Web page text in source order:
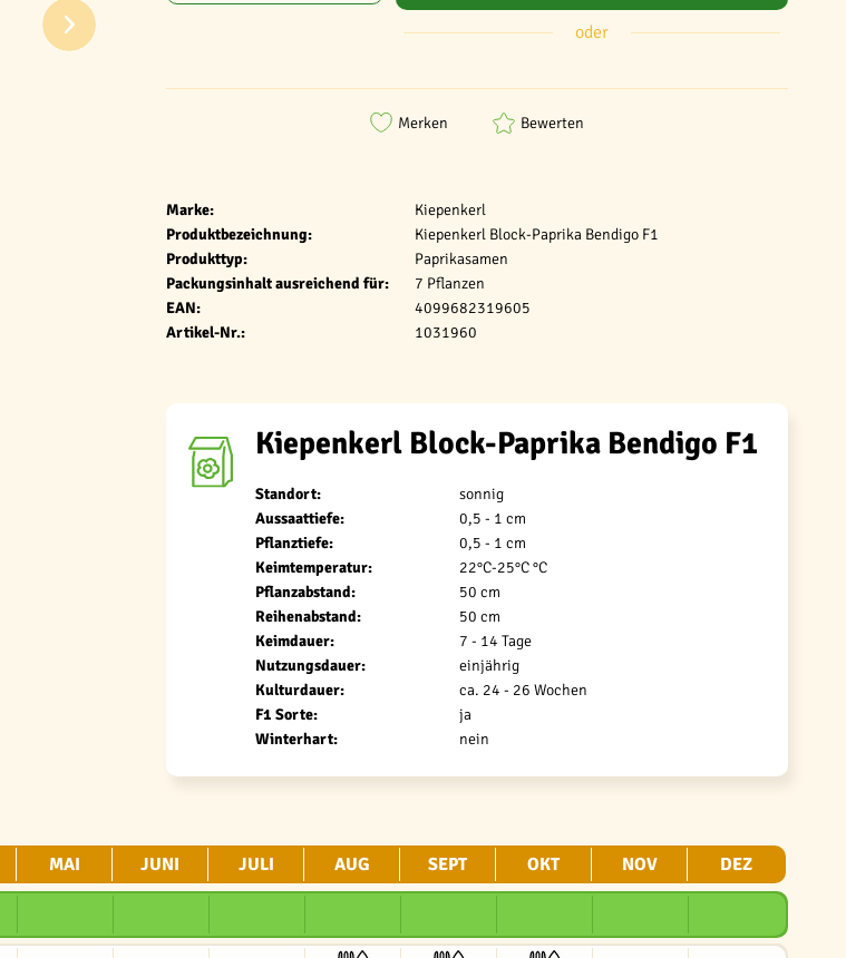
Marke:
Kiepenkerl
Produktbezeichnung:
Kiepenkerl Block-Paprika Bendigo F1
Produkttyp:
Paprikasamen
Packungsinhalt ausreichend für:
7 Pflanzen
EAN:
4099682319605
Artikel-Nr.:
1031960
oder
Merken Bewerten
Kiepenkerl Block-Paprika Bendigo F1
Standort:
sonnig
Aussaattiefe:
0,5 - 1 cm
Pflanztiefe:
0,5 - 1 cm
Keimtemperatur:
22°C-25°C °C
Pflanzabstand:
50 cm
Reihenabstand:
50 cm
Keimdauer:
7 - 14 Tage
Nutzungsdauer:
einjährig
Kulturdauer:
ca. 24 - 26 Wochen
F1 Sorte:
ja
Winterhart:
nein
MAI JUNI JULI AUG SEPT OKT NOV DEZ